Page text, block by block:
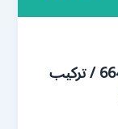
رقم فني كاميرات المنقف / 66428585 / تركيب